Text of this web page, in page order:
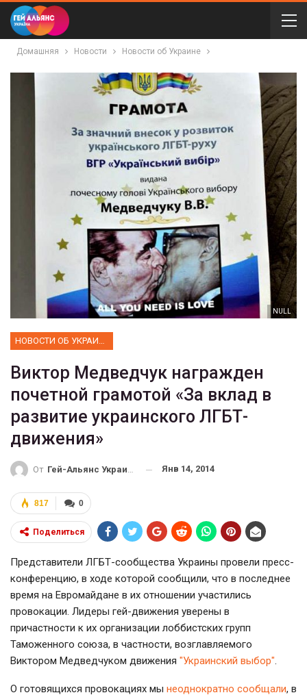
Домашняя Новости Новости об Украине
NULL
НОВОСТИ ОБ УКРАИНЕ
Виктор Медведчук награжден
почетной грамотой «За вклад в
развитие украинского ЛГБТ-
движения»
От Гей-Альянс Украина Янв 14, 2014
0
817
Поделиться
Представители ЛГБТ-сообщества Украины провели пресс-
конференцию, в ходе которой сообщили, что в последнее
время на Евромайдане в их отношении участились
провокации. Лидеры гей-движения уверены в
причастности к их организации лоббистских групп
Таможенного союза, в частности, возглавляемого
Виктором Медведчуком движения "Украинский выбор".
О готовящихся провокациях мы неоднократно сообщали, в